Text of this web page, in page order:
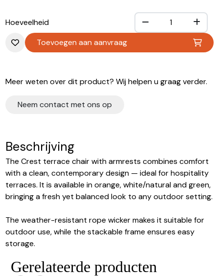
Hoeveelheid
Toevoegen aan aanvraag
Meer weten over dit product? Wij helpen u graag verder.
Neem contact met ons op
Beschrijving
The Crest terrace chair with armrests combines comfort
with a clean, contemporary design — ideal for hospitality
terraces. It is available in orange, white/natural and green,
bringing a fresh yet balanced look to any outdoor setting.
The weather-resistant rope wicker makes it suitable for
outdoor use, while the stackable frame ensures easy
storage.
Gerelateerde producten